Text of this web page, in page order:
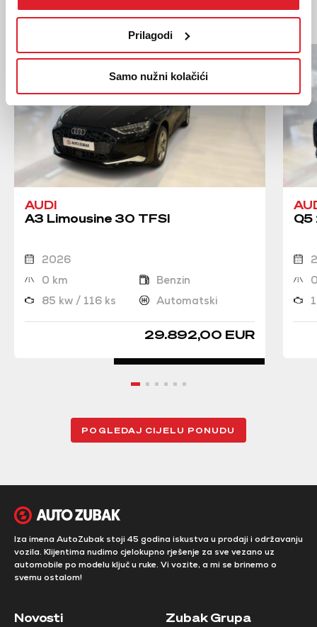
Prilagodi
Samo nužni kolačići
Slična vozila
AUDI
A3 Limousine 30 TFSI
2026
0 km
Benzin
85 kw / 116 ks
Automatski
29.892,00 EUR
Q5
POGLEDAJ CIJELU PONUDU
Iza imena AutoZubak stoji 45 godina iskustva u prodaji i održavanju
vozila. Klijentima nudimo cjelokupno rješenje za sve vezano uz
automobile po modelu ključ u ruke. Vi vozite, a mi se brinemo o
svemu ostalom!
Novosti Zubak Grupa